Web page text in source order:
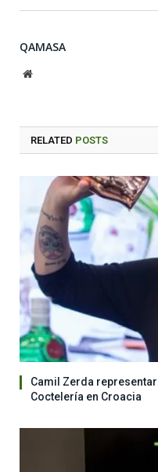
QAMASA
Website
RELATED POSTS
Camil Zerda
Coctelería en Croacia